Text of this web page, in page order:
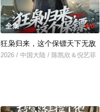
全集 4.0
狂枭归来，这个保镖天下无敌
2026 / 中国大陆 / 陈凯欣＆倪艺菲